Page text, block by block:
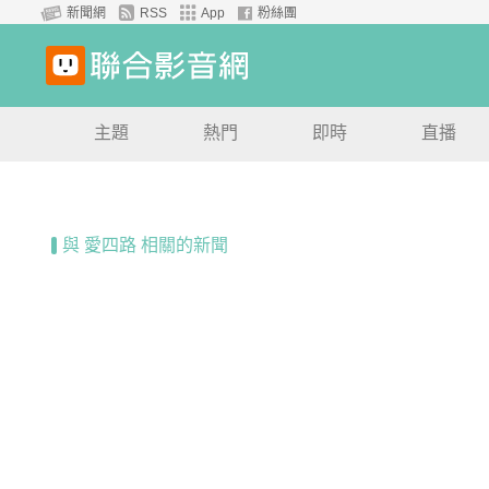
新聞網 RSS App 粉絲團
主題 熱門 即時 直播
與 愛四路 相關的新聞